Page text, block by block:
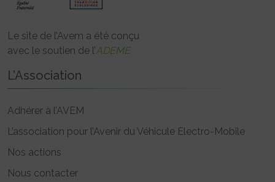
Le site de l’Avem a été conçu
avec le soutien de l’ADEME
L’Association
Adhérer à l’AVEM
L’association pour l’Avenir du Véhicule Electro-Mobile
Nos actions
Nous contacter